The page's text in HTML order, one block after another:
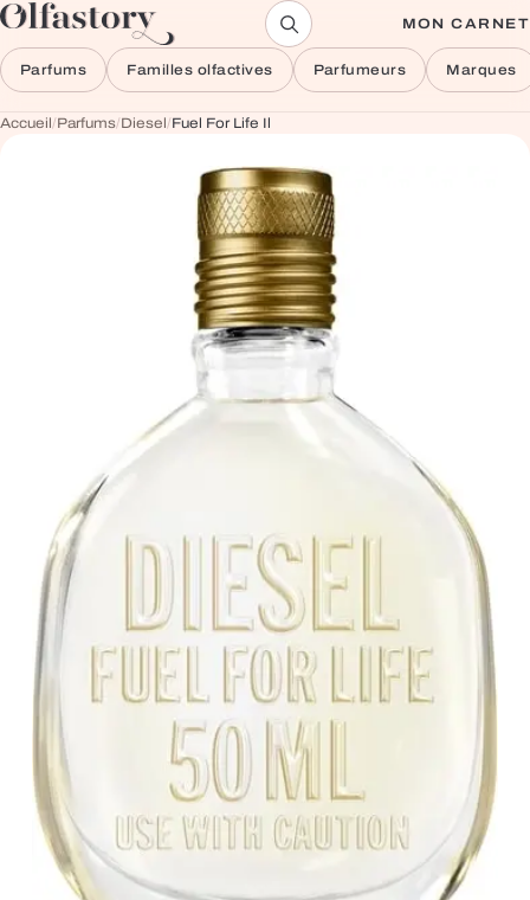
Aller au contenu MON CARNET
Parfums Familles olfactives Parfumeurs Marques
Accueil/Parfums/Diesel/Fuel For Life Il